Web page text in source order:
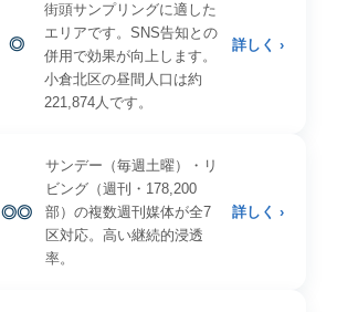
◎
街頭サンプリングに適した
エリアです。SNS告知との
併用で効果が向上します。
小倉北区の昼間人口は約
221,874人です。
詳しく ›
◎◎
サンデー（毎週土曜）・リ
ビング（週刊・178,200
部）の複数週刊媒体が全7
区対応。高い継続的浸透
率。
詳しく ›